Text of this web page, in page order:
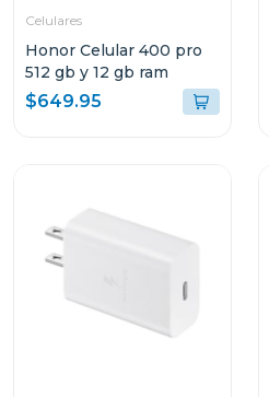
Celulares
Honor Celular 400 pro
512 gb y 12 gb ram
$649.95